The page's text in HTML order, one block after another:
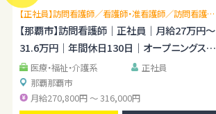
【正社員】訪問看護師／看護師・准看護師／訪問看護未
経験OK／月平均残業1時間程度／駐車場あり
【那覇市】訪問看護師｜正社員｜月給27万円～
31.6万円｜年間休日130日｜オープニングスタ
ッフ医療・福祉・介護系
正社員
那覇那覇市
月給270,800円 ～ 316,000円